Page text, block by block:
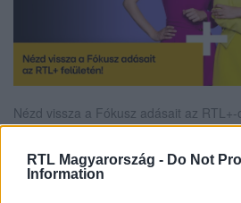
RTL Magyarország - Do Not
Information
Nézd vissza a Fókusz adásait az RTL+-